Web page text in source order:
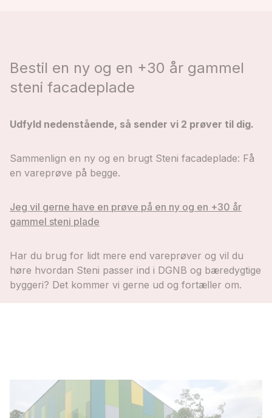
Bestil en ny og en +30 år gammel
steni facadeplade
Udfyld nedenstående, så sender vi 2 prøver til dig.
Sammenlign en ny og en brugt Steni facadeplade: Få
en vareprøve på begge.
Jeg vil gerne have en prøve på en ny og en +30 år
gammel steni plade
Har du brug for lidt mere end vareprøver og vil du
høre hvordan Steni passer ind i DGNB og bæredygtige
byggeri? Det kommer vi gerne ud og fortæller om.